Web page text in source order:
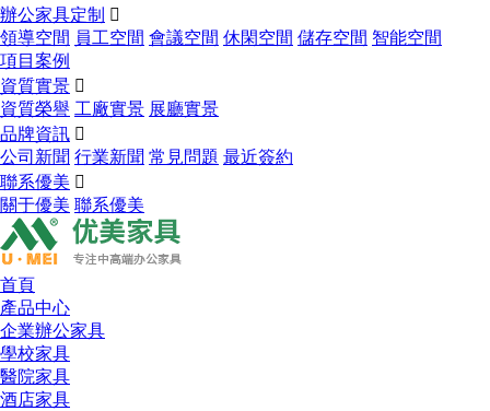
辦公家具定制 
領導空間 員工空間 會議空間 休閑空間 儲存空間 智能空間
項目案例
資質實景 
資質榮譽 工廠實景 展廳實景
品牌資訊 
公司新聞 行業新聞 常見問題 最近簽約
聯系優美 
關于優美 聯系優美
首頁
產品中心
企業辦公家具
學校家具
醫院家具
酒店家具